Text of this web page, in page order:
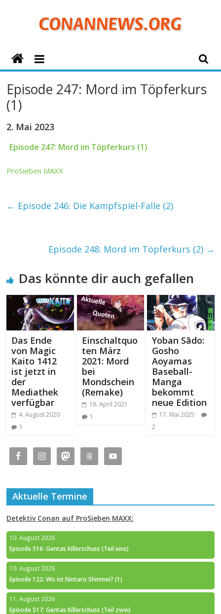
ConanNews.org
Conan
News
Episode 247: Mord im Töpferkurs
(1)
2. Mai 2023
Episode 247: Mord im Töpferkurs (1)
ProSieben MAXX
← Episode 246: Die Kampfspiel-Falle (2)
Episode 248: Mord im Töpferkurs (2) →
Das könnte dir auch gefallen
Das Ende
von Magic
Kaito 1412
ist jetzt in
der
Mediathek
verfügbar
4. August 2020
1
Einschaltquo
ten März
2021: Mord
bei
Mondschein
(Remake)
18. April 2021
1
Yoban Sādo:
Gosho
Aoyamas
Baseball-
Manga
bekommt
neue Edition
17. Mai 2025
2
Aktuelle Termine
Detektiv Conan auf ProSieben MAXX:
10. August 2026
Episode 516: Gentas Killerschuss (Teil eins)
10. August 2026
Episode 122: Wo ist Nintaro Shinmei? (1)
11. August 2026
Episode 517: Gentas Killerschuss (Teil zwei)